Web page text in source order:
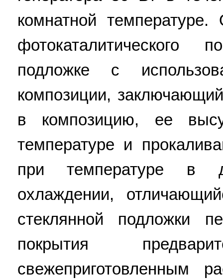
комнатной
фотокаталитического
подложке с
композиции,
в композицию, ее
температуре и
при температуре в
охлаждении,
стеклянной подложки
покрытия
свежеприготовленным